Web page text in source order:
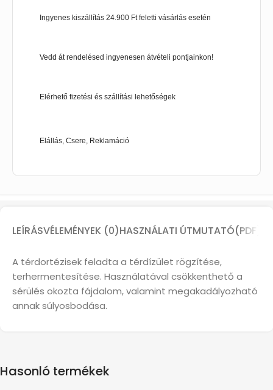
Ingyenes kiszállítás 24.900 Ft feletti vásárlás esetén
Vedd át rendelésed ingyenesen átvételi pontjainkon!
Elérhető fizetési és szállítási lehetőségek
Elállás, Csere, Reklamáció
LEÍRÁSVÉLEMÉNYEK (0)HASZNÁLATI ÚTMUTATÓ(PDF)
A térdortézisek feladta a térdízület rögzítése,
terhermentesítése. Használatával csökkenthető a
sérülés okozta fájdalom, valamint megakadályozható
annak súlyosbodása.
Hasonló termékek